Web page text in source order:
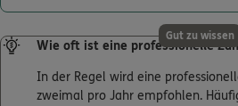
Gut zu wissen
Wie oft ist eine professionelle
In der Regel wird eine
zweimal pro Jahr empfohlen.